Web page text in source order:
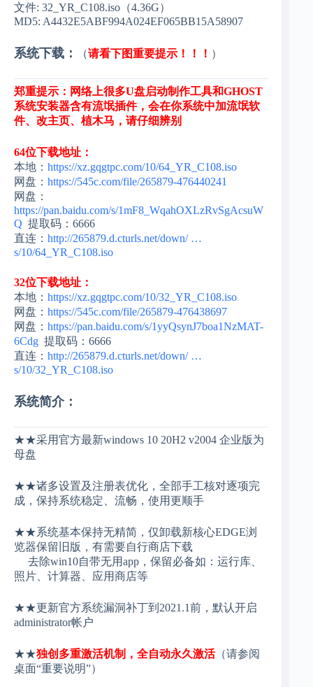
文件: 32_YR_C108.iso（4.36G）
MD5: A4432E5ABF994A024EF065BB15A58907
系统下载： （请看下图重要提示！！！ ）
郑重提示：网络上很多U盘启动制作工具和GHOST
系统安装器含有流氓插件，会在你系统中加流氓软
件、改主页、植木马，请仔细辨别
64位下载地址：
本地： https://xz.gqgtpc.com/10/64_YR_C108.iso
网盘： https://545c.com/file/265879-476440241
网盘：
https://pan.baidu.com/s/1mF8_WqahOXLzRvSgAcsuW
Q 提取码：6666
直连： http://265879.d.cturls.net/down/ …
s/10/64_YR_C108.iso
32位下载地址：
本地： https://xz.gqgtpc.com/10/32_YR_C108.iso
网盘： https://545c.com/file/265879-476438697
网盘： https://pan.baidu.com/s/1yyQsynJ7boa1NzMAT-
6Cdg 提取码：6666
直连： http://265879.d.cturls.net/down/ …
s/10/32_YR_C108.iso
系统简介：
★★采用官方最新windows 10 20H2 v2004 企业版为
母盘
★★诸多设置及注册表优化，全部手工核对逐项完
成，保持系统稳定、流畅，使用更顺手
★★系统基本保持无精简，仅卸载新核心EDGE浏
览器保留旧版，有需要自行商店下载
去除win10自带无用app，保留必备如：运行库、
照片、计算器、应用商店等
★★更新官方系统漏洞补丁到2021.1前，默认开启
administrator帐户
★★独创多重激活机制，全自动永久激活（请参阅
桌面“重要说明”）